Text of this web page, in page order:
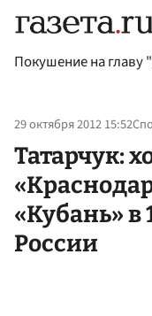
Покушение на главу
29 октября 2012 15:52
Татарчук:
«Кубань» в
России